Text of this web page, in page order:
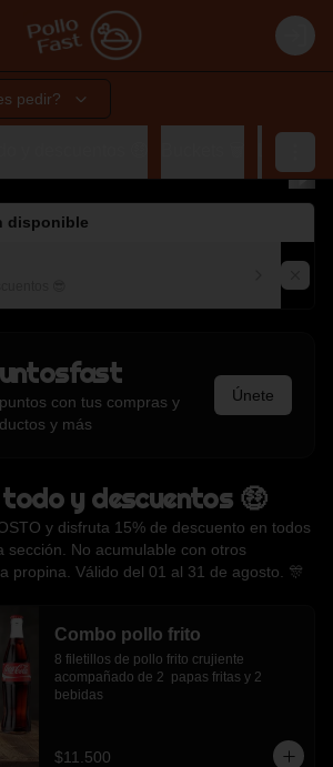
Login
pedir?
disponible
con tus compras y
y más
Únete
y descuentos 🤑
y disfruta 15% de descuento en todos
sección. No acumulable con otros
propina. Válido del 01 al 31 de agosto. 🎊
Combo pollo frito
8 filetillos de pollo frito crujiente
acompañado de 2  papas fritas y 2
bebidas
$11.500